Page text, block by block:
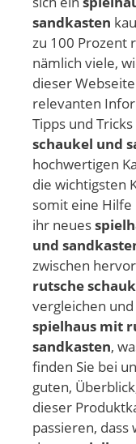
sandkasten
zu 100 Prozent
nämlich viele,
dieser
relevanten
Tipps und
schaukel und
hochwertigen
die wichtigsten
somit eine
ihr neues
und
zwischen
rutsche
vergleichen
spielhaus mit
sandkasten,
finden Sie bei
guten,
dieser
passieren,